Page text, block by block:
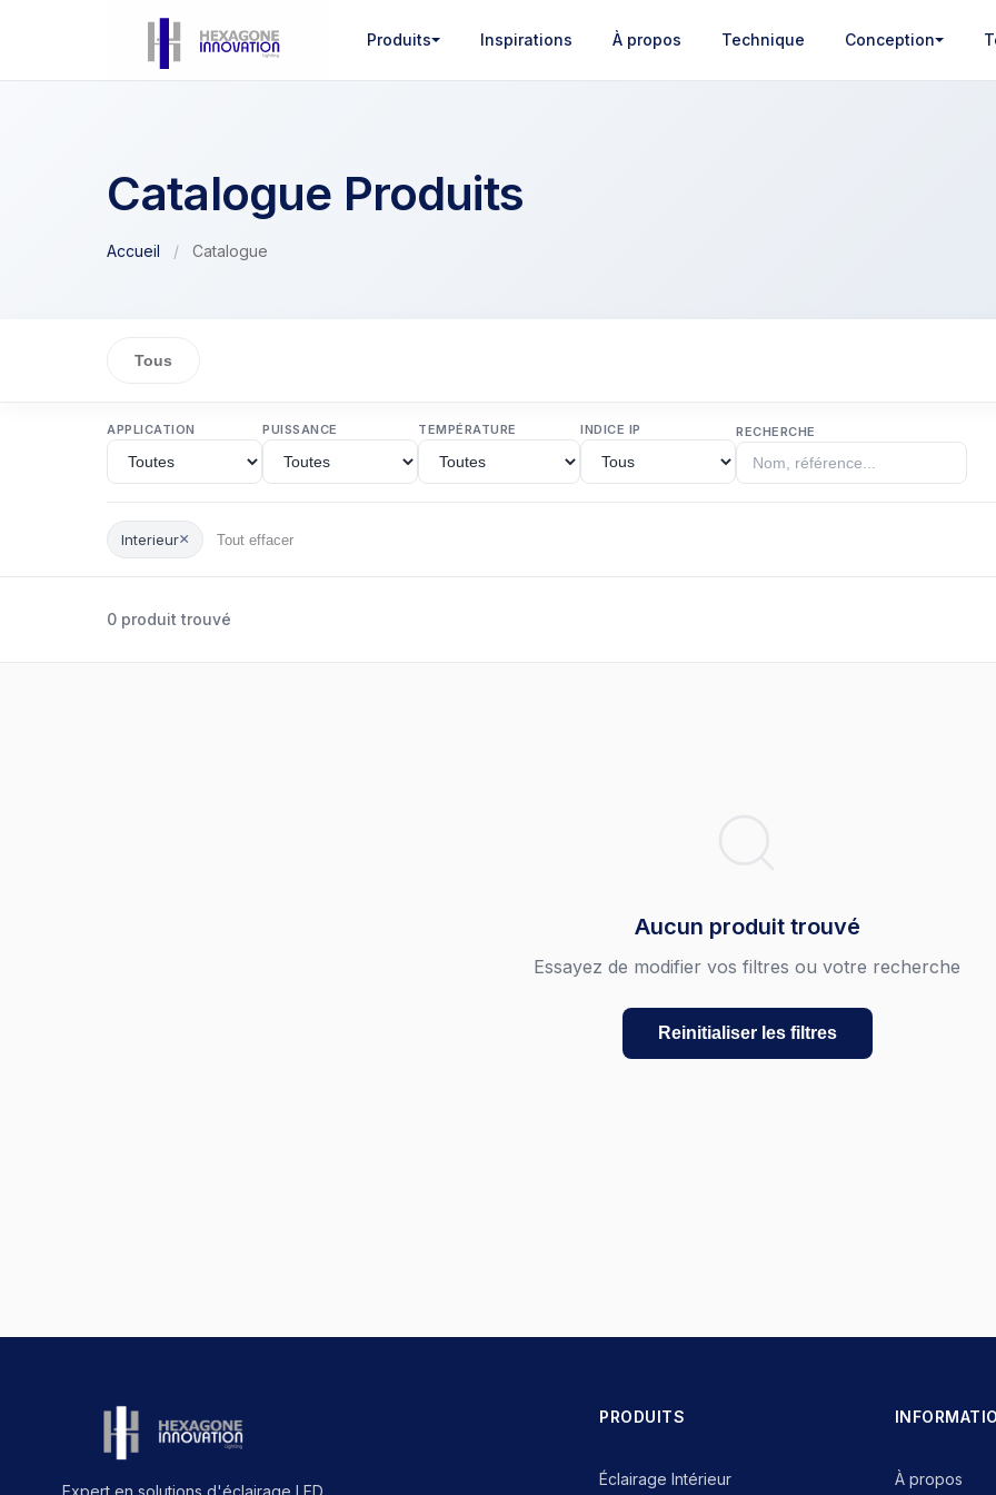
Produits Inspirations À propos Technique Conception
Catalogue Produits
Accueil / Catalogue
Tous
APPLICATION PUISSANCE TEMPÉRATURE INDICE IP RECHERCHE
Interieur× Tout effacer
0 produit trouvé
Aucun produit trouvé
Essayez de modifier vos filtres ou votre recherche
Reinitialiser les filtres
Expert en solutions d'éclairage LED
PRODUITS
Éclairage Intérieur À propos